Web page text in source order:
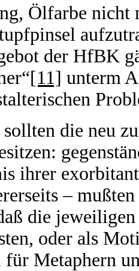
Ölfarbe nicht
der HfBK
[11] unterm
die neu
ihrer
–
die
oder als
Metaphern